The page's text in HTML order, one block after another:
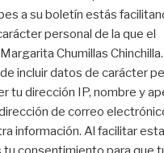
a su boletín estás
personal de la que el
Chumillas
incluir datos de carácter
tu dirección IP, nombre y
de correo
información. Al facilitar esta